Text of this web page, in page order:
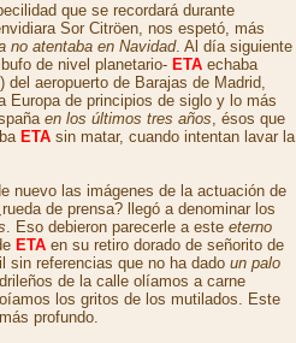
que se recordará durante
Sor Citröen, nos espetó, más
no atentaba en Navidad. Al día siguiente
de nivel planetario- ETA echaba
del aeropuerto de Barajas de Madrid,
Europa de principios de siglo y lo más
en los últimos tres años, ésos que
ETA sin matar, cuando intentan lavar la
nuevo las imágenes de la actuación de
de prensa? llegó a denominar los
. Eso debieron parecerle a este eterno
ETA en su retiro dorado de señorito de
sin referencias que no ha dado un palo
de la calle olíamos a carne
los gritos de los mutilados. Este
profundo.